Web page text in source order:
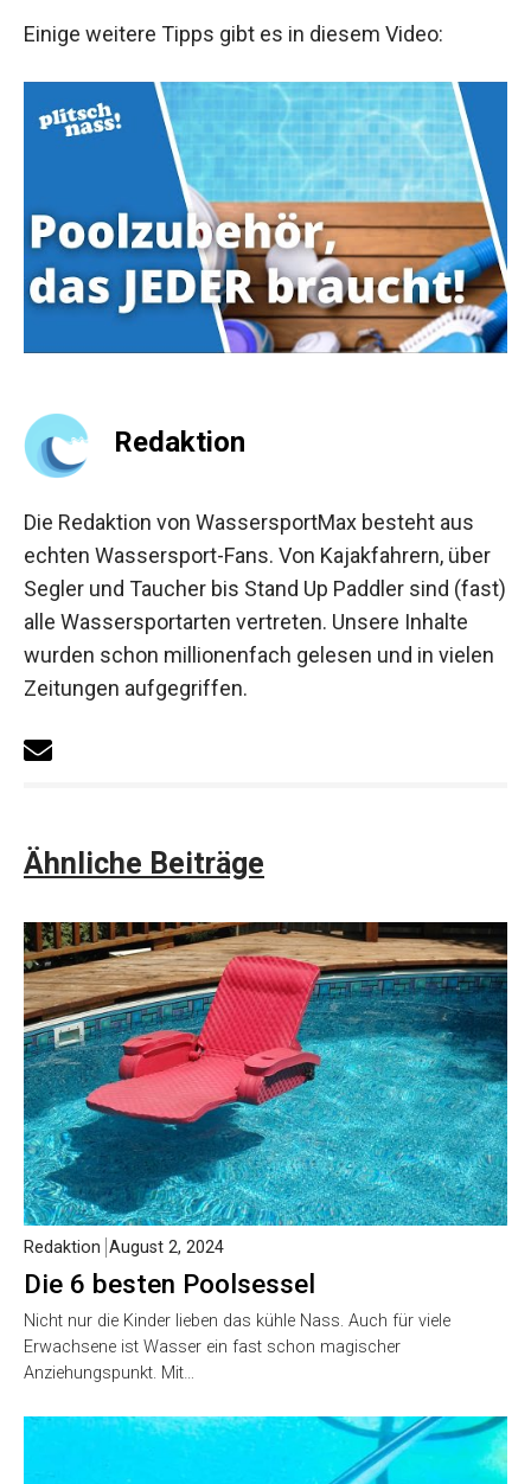
Einige weitere Tipps gibt es in diesem Video:
Redaktion
Die Redaktion von WassersportMax besteht aus
echten Wassersport-Fans. Von Kajakfahrern, über
Segler und Taucher bis Stand Up Paddler sind (fast)
alle Wassersportarten vertreten. Unsere Inhalte
wurden schon millionenfach gelesen und in vielen
Zeitungen aufgegriffen.
Ähnliche Beiträge
Die 6 besten Poolsessel
Redaktion August 2, 2024
Nicht nur die Kinder lieben das kühle Nass. Auch für viele
Erwachsene ist Wasser ein fast schon magischer
Anziehungspunkt. Mit…